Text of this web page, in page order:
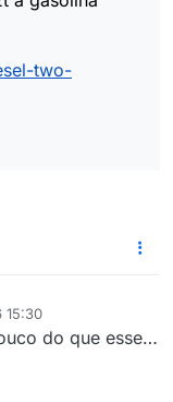
two-
15:30
do que esse…